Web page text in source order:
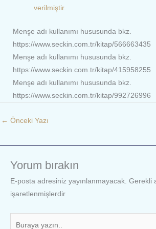
verilmiştir.
Menşe adı kullanımı hususunda bkz.
https://www.seckin.com.tr/kitap/566663435
Menşe adı kullanımı hususunda bkz.
https://www.seckin.com.tr/kitap/415958255
Menşe adı kullanımı hususunda bkz.
https://www.seckin.com.tr/kitap/992726996
← Önceki Yazı
Yorum bırakın
E-posta adresiniz yayınlanmayacak. Gerekli
işaretlenmişlerdir